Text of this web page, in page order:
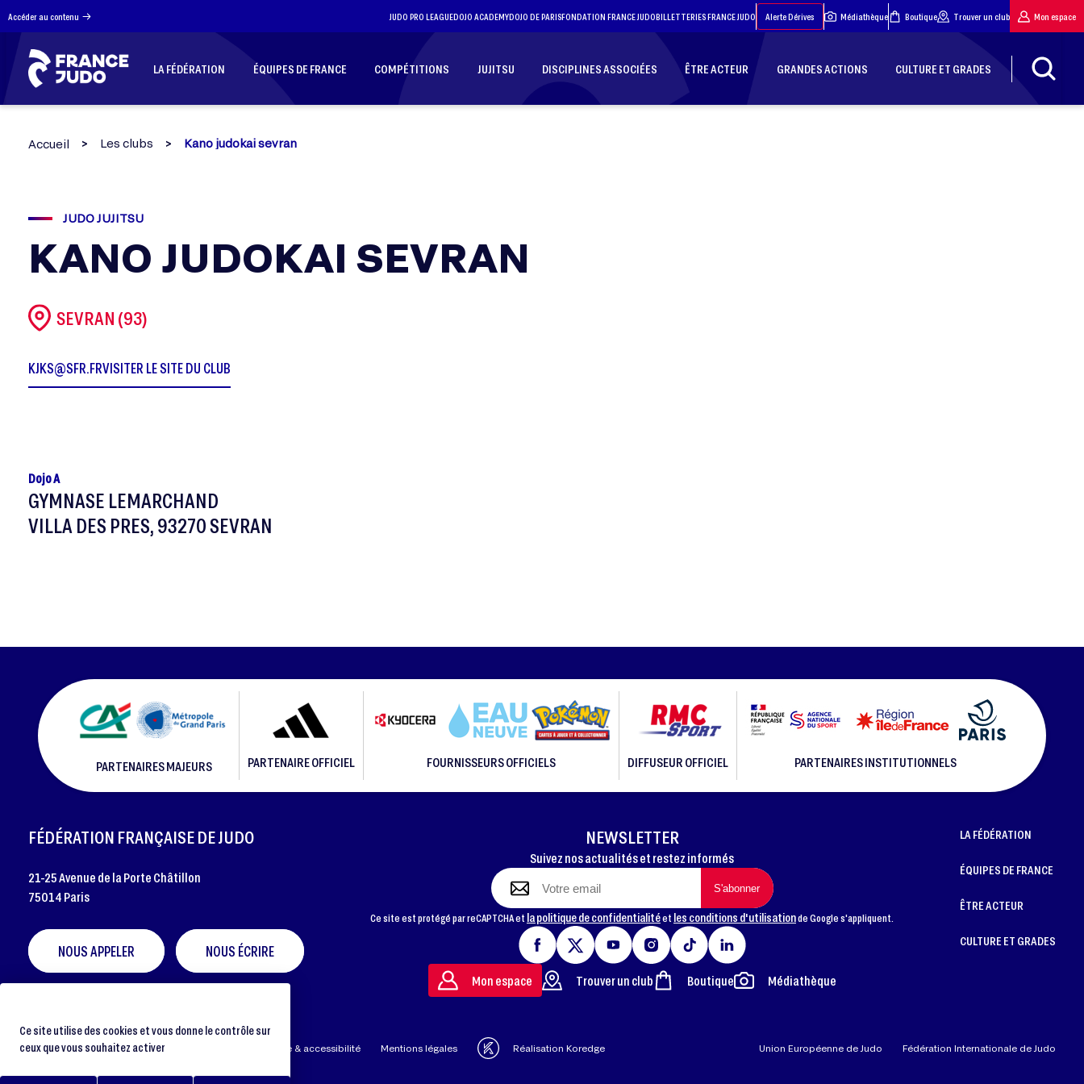
Accéder au contenu JUDO PRO LEAGUEDOJO ACADEMYDOJO DE PARISFONDATION FRANCE JUDOBILLETTERIES FRANCE JUDO Alerte Dérives Médiathèque Boutique Trouver un club Mon espace
LA FÉDÉRATION ÉQUIPES DE FRANCE COMPÉTITIONS JUJITSU DISCIPLINES ASSOCIÉES ÊTRE ACTEUR GRANDES ACTIONS CULTURE ET GRADES
Accueil Les clubs Kano judokai sevran
JUDO JUJITSU
KANO JUDOKAI SEVRAN
SEVRAN (93)
KJKS@SFR.FRVISITER LE SITE DU CLUB
Dojo A
GYMNASE LEMARCHAND
VILLA DES PRES, 93270 SEVRAN
PARTENAIRES MAJEURS PARTENAIRE OFFICIEL FOURNISSEURS OFFICIELS DIFFUSEUR OFFICIEL PARTENAIRES INSTITUTIONNELS
FOOTER
FÉDÉRATION FRANÇAISE DE JUDO
21-25 Avenue de la Porte Châtillon
75014 Paris
NOUS APPELER NOUS ÉCRIRE
NEWSLETTER
Suivez nos actualités et restez informés
Ce site est protégé par reCAPTCHA et la politique de confidentialitéet les conditions d'utilisationde Google s'appliquent.
Mon espace Trouver un club Boutique Médiathèque
LA FÉDÉRATION
ÉQUIPES DE FRANCE
ÊTRE ACTEUR
CULTURE ET GRADES
Préférences cookies Protection des données Aide & accessibilité Mentions légales Réalisation Koredge Union Européenne de Judo Fédération Internationale de Judo
Panneau de gestion des cookies
Ce site utilise des cookies et vous donne le contrôle sur
ceux que vous souhaitez activer